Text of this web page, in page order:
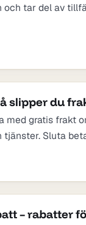
och tar del av
slipper du
med gratis frakt
tjänster. Sluta
– rabatter